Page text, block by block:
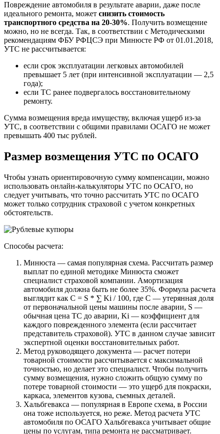
Повреждение автомобиля в результате аварии, даже после
идеального ремонта, может снизить стоимость
транспортного средства на 20-30%. Получить возмещение
можно, но не всегда. Так, в соответствии с Методическими
рекомендациям ФБУ РФЦСЭ при Минюсте РФ от 01.01.2018,
УТС не рассчитывается:
если срок эксплуатации легковых автомобилей
превышает 5 лет (при интенсивной эксплуатации — 2,5
года);
если ТС ранее подвергалось восстановительному
ремонту.
Сумма возмещения вреда имуществу, включая ущерб из-за
УТС, в соответствии с общими правилами ОСАГО не может
превышать 400 тыс рублей.
Размер возмещения УТС по ОСАГО
Чтобы узнать ориентировочную сумму компенсации, можно
использовать онлайн-калькуляторы УТС по ОСАГО, но
следует учитывать, что точно рассчитать УТС по ОСАГО
может только сотрудник страховой с учетом конкретных
обстоятельств.
Способы расчета:
Минюста — самая популярная схема. Рассчитать размер
выплат по единой методике Минюста сможет
специалист страховой компании. Амортизация
автомобиля должна быть не более 35%. Формула расчета
выглядит как C = S * ∑ Ki / 100, где C — утерянная доля
от первоначальной цены машины после аварии, S —
обычная цена ТС до аварии, Ki — коэффициент для
каждого поврежденного элемента (если рассчитает
представитель страховой). УТС в данном случае зависит
экспертной оценки восстановительных работ.
Метод руководящего документа — расчет потери
товарной стоимости рассчитывается с максимальной
точностью, но делает это специалист. Чтобы получить
сумму возмещения, нужно сложить общую сумму по
потере товарной стоимости — это ущерб для покраски,
каркаса, элементов кузова, съемных деталей.
Хальбгевакса — популярная в Европе схема, в России
она тоже используется, но реже. Метод расчета УТС
автомобиля по ОСАГО Хальбгевакса учитывает общие
цены по услугам, типа ремонта не рассматривает.